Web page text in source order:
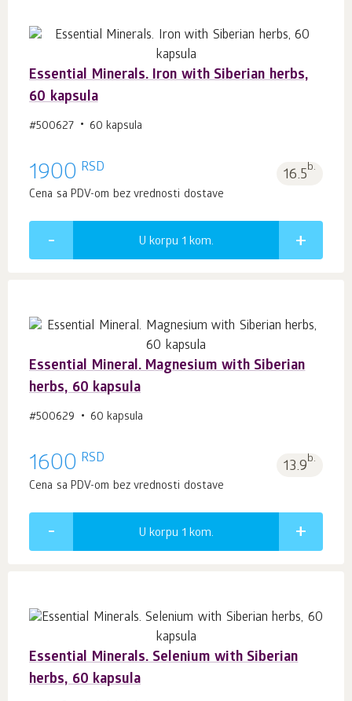
Essential Minerals. Iron with Siberian herbs,
60 kapsula
#500627 60 kapsula
1900 RSD 16.5b.
Cena sa PDV-om bez vrednosti dostave
U korpu 1 kom.
Essential Mineral. Magnesium with Siberian
herbs, 60 kapsula
#500629 60 kapsula
1600 RSD 13.9b.
Cena sa PDV-om bez vrednosti dostave
U korpu 1 kom.
Essential Minerals. Selenium with Siberian
herbs, 60 kapsula